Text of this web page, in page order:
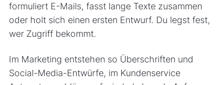
formuliert E-Mails, fasst lange Texte zusammen
oder holt sich einen ersten Entwurf. Du legst fest,
wer Zugriff bekommt.
Im Marketing entstehen so Überschriften und
Social-Media-Entwürfe, im Kundenservice